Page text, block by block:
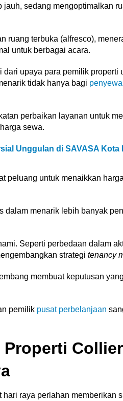
sedang mengoptimalkan
ruang terbuka (alfresco),
untuk berbagai acara.
upaya para pemilik properti
tidak hanya bagi
perbaikan layanan untuk
sewa.
Unggulan di SAVASA Kota
peluang untuk menaikkan
menarik lebih banyak
Seperti perbedaan dalam
strategi tenancy
membuat keputusan
pemilik pusat perbelanjaan
raya perlahan memberikan